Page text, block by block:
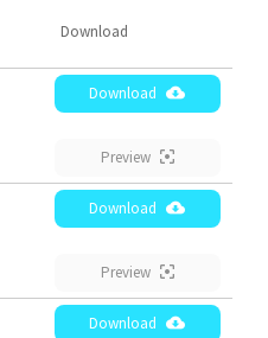
Download
Download
Preview
Download
Preview
Download